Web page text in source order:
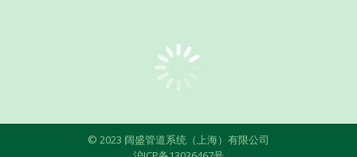
© 2023 阔盛管道系统（上海）有限公司